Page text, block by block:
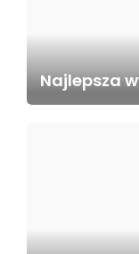
Najlepsza